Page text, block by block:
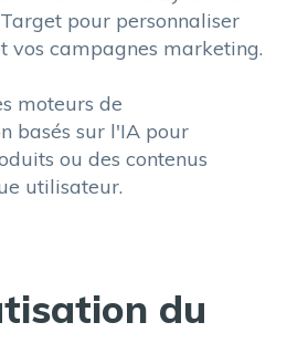
pour personnaliser
vos campagnes marketing.
moteurs de
basés sur l'IA pour
ou des contenus
utilisateur.
du